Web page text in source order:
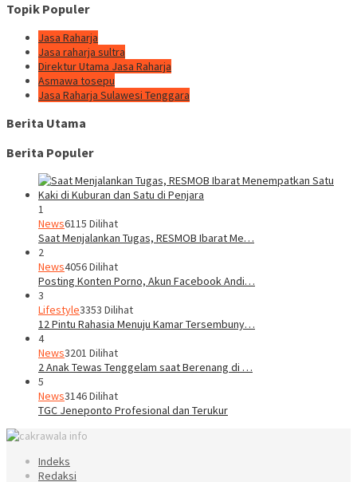
Topik Populer
Jasa Raharja
Jasa raharja sultra
Direktur Utama Jasa Raharja
Asmawa tosepu
Jasa Raharja Sulawesi Tenggara
Berita Utama
Berita Populer
1
News6115 Dilihat
Saat Menjalankan Tugas, RESMOB Ibarat Me…
2
News4056 Dilihat
Posting Konten Porno, Akun Facebook Andi…
3
Lifestyle3353 Dilihat
12 Pintu Rahasia Menuju Kamar Tersembuny…
4
News3201 Dilihat
2 Anak Tewas Tenggelam saat Berenang di …
5
News3146 Dilihat
TGC Jeneponto Profesional dan Terukur
Indeks
Redaksi